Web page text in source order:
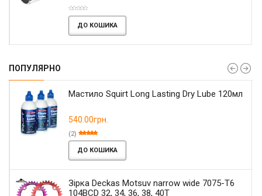
ДО КОШИКА
ПОПУЛЯРНО
Мастило Squirt Long Lasting Dry Lube 120мл
540.00грн.
(2)
ДО КОШИКА
Зірка Deckas Motsuv narrow wide 7075-T6
104BCD 32, 34, 36, 38, 40T